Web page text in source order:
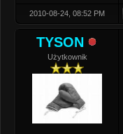
2010-08-24, 08:52 PM
TYSON
Użytkownik